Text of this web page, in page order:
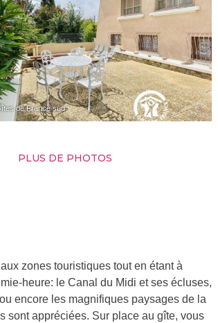
de France sud
PLUS DE PHOTOS
zones touristiques tout en étant à
heure: le Canal du Midi et ses écluses,
encore les magnifiques paysages de la
sont appréciées. Sur place au gîte, vous